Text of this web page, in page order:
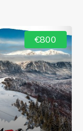
€800